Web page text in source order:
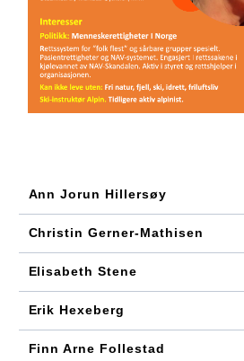
Ann Jorun Hillersøy
Christin Gerner-Mathisen
Elisabeth Stene
Erik Hexeberg
Finn Arne Follestad